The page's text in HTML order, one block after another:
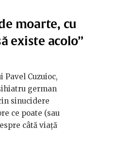
moarte, cu
existe acolo”
Pavel Cuzuioc,
german
sinucidere
ce poate (sau
câtă viață